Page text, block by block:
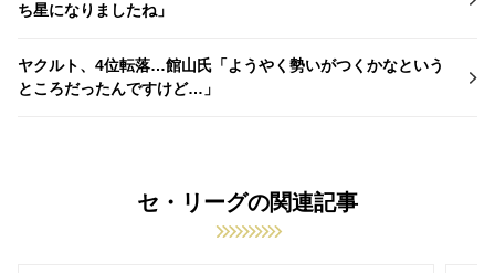
ち星になりましたね」
ヤクルト、4位転落…館山氏「ようやく勢いがつくかなという
ところだったんですけど…」
セ・リーグの関連記事